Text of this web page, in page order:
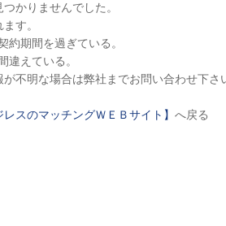
かりませんでした。
す。
約期間を過ぎている。
違えている。
不明な場合は弊社までお問い合わせ下さ
レスのマッチングＷＥＢサイト】 へ戻る